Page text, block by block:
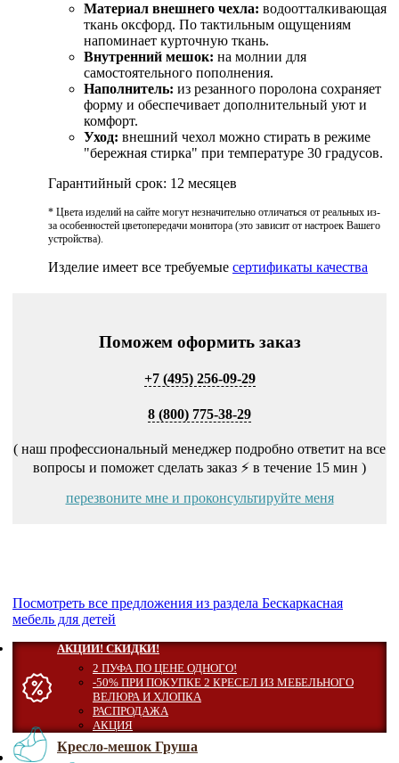
Материал внешнего чехла: водоотталкивающая
ткань оксфорд. По тактильным ощущениям
напоминает курточную ткань.
Внутренний мешок: на молнии для
самостоятельного пополнения.
Наполнитель: из резанного поролона сохраняет
форму и обеспечивает дополнительный уют и
комфорт.
Уход: внешний чехол можно стирать в режиме
"бережная стирка" при температуре 30 градусов.
Гарантийный срок: 12 месяцев
* Цвета изделий на сайте могут незначительно отличаться от реальных из-
за особенностей цветопередачи монитора (это зависит от настроек Вашего
устройства).
Изделие имеет все требуемые сертификаты качества
Поможем оформить заказ
+7 (495) 256-09-29
8 (800) 775-38-29
( наш профессиональный менеджер подробно ответит на все
вопросы и поможет сделать заказ ⚡ в течение 15 мин )
перезвоните мне и проконсультируйте меня
Посмотреть все предложения из раздела Бескаркасная
мебель для детей
АКЦИИ! СКИДКИ!
2 ПУФА ПО ЦЕНЕ ОДНОГО!
-50% ПРИ ПОКУПКЕ 2 КРЕСЕЛ ИЗ МЕБЕЛЬНОГО
ВЕЛЮРА И ХЛОПКА
РАСПРОДАЖА
АКЦИЯ
Кресло-мешок Груша